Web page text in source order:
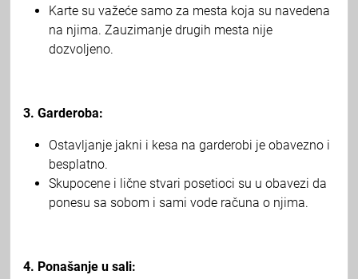
Karte su važeće samo za mesta koja su navedena
na njima. Zauzimanje drugih mesta nije
dozvoljeno.
3. Garderoba:
Ostavljanje jakni i kesa na garderobi je obavezno i
besplatno.
Skupocene i lične stvari posetioci su u obavezi da
ponesu sa sobom i sami vode računa o njima.
4. Ponašanje u sali: